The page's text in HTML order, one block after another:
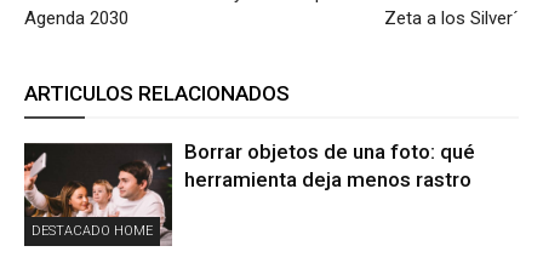
Agenda 2030
Zeta a los Silver´
ARTICULOS RELACIONADOS
DESTACADO HOME
Borrar objetos de una foto: qué
herramienta deja menos rastro